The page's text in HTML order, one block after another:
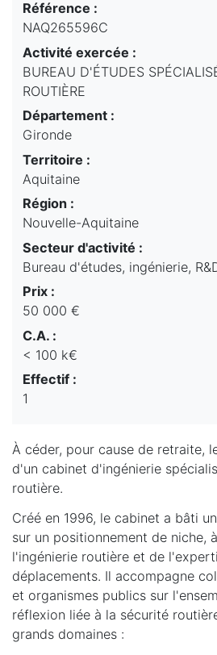
Référence :
NAQ265596C
Activité exercée :
BUREAU D'ÉTUDES
ROUTIÈRE
Département :
Gironde
Territoire :
Aquitaine
Région :
Nouvelle-Aquitaine
Secteur d'activité :
Bureau d'études, ingénierie,
Prix :
50 000 €
C.A. :
< 100 k€
Effectif :
1
À céder, pour cause de retraite,
d'un cabinet d'ingénierie
routière.
Créé en 1996, le cabinet a bâti
sur un positionnement de niche,
l'ingénierie routière et de
déplacements. Il accompagne
et organismes publics sur
réflexion liée à la sécurité
grands domaines :